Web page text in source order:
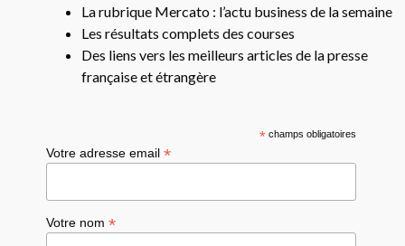
La rubrique Mercato : l’actu business de la semaine
Les résultats complets des courses
Des liens vers les meilleurs articles de la presse
française et étrangère
*champs obligatoires
Votre adresse email*
Votre nom*